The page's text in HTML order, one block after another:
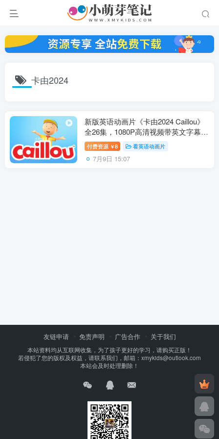
卡由2024
新版英语动画片《卡由2024 Caillou》
全26集，1080P高清视频带英文字幕，
百度云网盘下载！
付费资源 ￥8 看英语动画片
7月9日 15:07
友链申请 免责声明 广告合作 关于我们
本站资料均从互联网收集，为了孩子更好的学习，请购买正版！
若侵犯了您的版权及权益，请联系我们，邮箱：xmykids@outlook.com
本站会及时处理删除！